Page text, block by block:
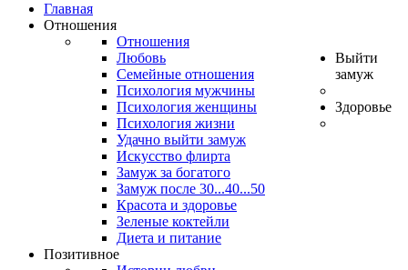
Главная
Отношения
Отношения
Любовь
Семейные отношения
Психология мужчины
Психология женщины
Психология жизни
Выйти
замуж
Удачно выйти замуж
Искусство флирта
Замуж за богатого
Замуж после 30...40...50
Здоровье
Красота и здоровье
Зеленые коктейли
Диета и питание
Позитивное